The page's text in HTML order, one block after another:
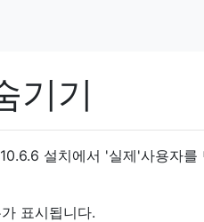
기기
설치에서 '실제'사용자를
표시됩니다.